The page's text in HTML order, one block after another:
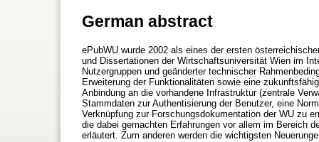
German abstract
ePubWU wurde 2002 als eines der ersten
und Dissertationen der Wirtschaftsuniversität Wien im
Nutzergruppen und geänderter technischer
Erweiterung der Funktionalitäten sowie eine
Anbindung an die vorhandene Infrastruktur (zentrale
Stammdaten zur Authentisierung der Benutzer, eine
Verknüpfung zur Forschungsdokumentation der WU zu
die dabei gemachten Erfahrungen vor allem im Bereich
erläutert. Zum anderen werden die wichtigsten